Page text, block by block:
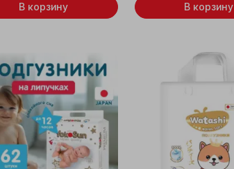
В корзину В корзину